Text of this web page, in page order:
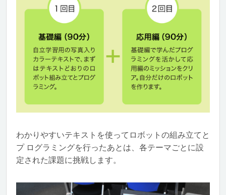
わかりやすいテキストを使ってロボットの組み立てと
プ ログラミングを行ったあとは、各テーマごとに設
定された課題に挑戦します。